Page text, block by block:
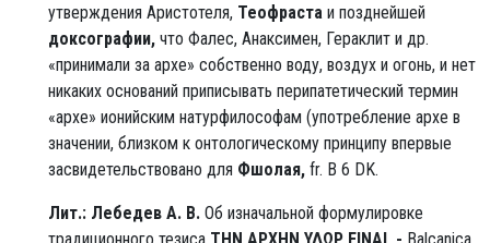
утверждения Аристотеля, Теофраста и позднейшей
доксографии, что Фалес, Анаксимен, Гераклит и др.
«принимали за архе» собственно воду, воздух и огонь, и нет
никаких оснований приписывать перипатетический термин
«архе» ионийским натурфилософам (употребление архе в
значении, близком к онтологическому принципу впервые
засвидетельствовано для Фшолая, fr. В 6 DK.
Лит.: Лебедев А. В. Об изначальной формулировке